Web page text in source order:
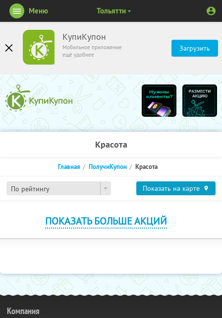
КупиКупон
Мобильное приложение
ещё удобнее
Загрузить
Меню Тольятти
Красота
По рейтингу
Главная ПолучиКупон Красота
Показать на карте
ПОКАЗАТЬ БОЛЬШЕ АКЦИЙ
Компания